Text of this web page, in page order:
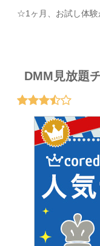
☆1ヶ月、お試し体験
DMM見放題